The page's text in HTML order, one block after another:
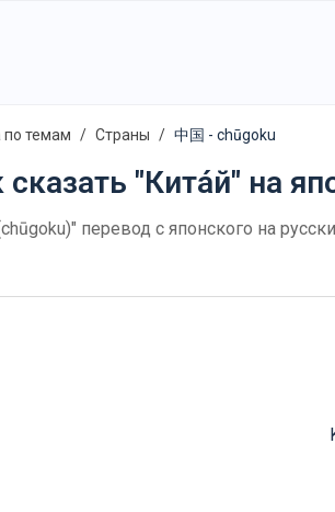
по темам Страны 中国 - chūgoku
сказать "Кита́й" на
перевод с японского на